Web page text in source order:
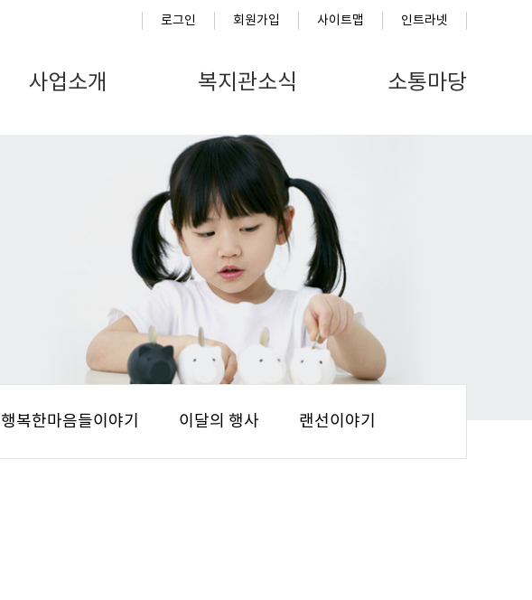
로그인 회원가입 사이트맵 인트라넷
사업소개 복지관소식 소통마당
행복한마음들이야기 이달의 행사 랜선이야기